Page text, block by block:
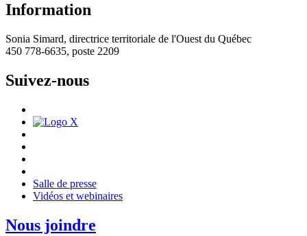
Information
Sonia Simard, directrice territoriale de l'Ouest du Québec
450 778-6635, poste 2209
Suivez-nous
Salle de presse
Vidéos et webinaires
Nous joindre